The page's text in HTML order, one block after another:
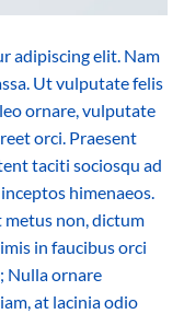
adipiscing elit. Nam
Ut vulputate felis
ornare, vulputate
orci. Praesent
taciti sociosqu ad
himenaeos.
non, dictum
in faucibus orci
Nulla ornare
at lacinia odio